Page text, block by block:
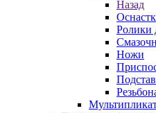
Назад
Ролики
Ножи